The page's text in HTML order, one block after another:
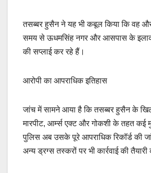
तसब्बर हुसैन ने यह भी कबूल किया कि वह
समय से ऊधमसिंह नगर और आसपास के
की सप्लाई कर रहे हैं।
आरोपी का आपराधिक इतिहास
जांच में सामने आया है कि तसब्बर हुसैन के
मारपीट, आर्म्स एक्ट और गोकशी के तहत कई
पुलिस अब उसके पूरे आपराधिक रिकॉर्ड की
अन्य ड्रग्स तस्करों पर भी कार्रवाई की तैयारी